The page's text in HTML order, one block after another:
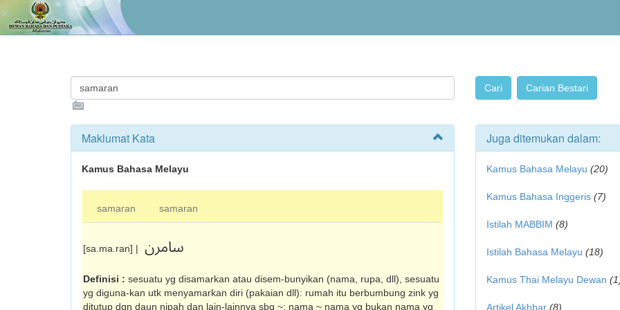
Maklumat Kata
Kamus Bahasa Melayu
samaran samaran
[sa.ma.ran] | سامرن
Definisi : sesuatu yg disamarkan atau disem-bunyikan (nama, rupa, dll), sesuatu
yg diguna-kan utk menyamarkan diri (pakaian dll): rumah itu berbumbung zink yg
ditutup dgn daun nipah dan lain-lainnya sbg ~; nama ~ nama yg bukan nama yg
Juga ditemukan dalam:
Kamus Bahasa Melayu (20)
Kamus Bahasa Inggeris (7)
Istilah MABBIM (8)
Istilah Bahasa Melayu (18)
Kamus Thai Melayu Dewan
Artikel Akhbar (8)